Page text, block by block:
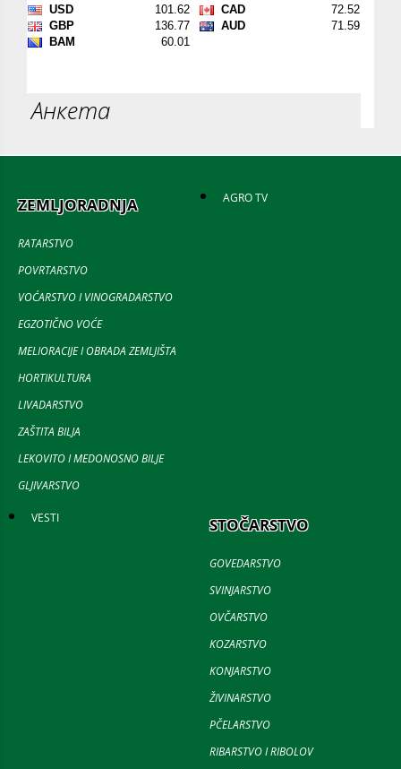
Анкета
ZEMLJORADNJA
RATARSTVO
POVRTARSTVO
VOĆARSTVO I VINOGRADARSTVO
EGZOTIČNO VOĆE
MELIORACIJE I OBRADA ZEMLJIŠTA
HORTIKULTURA
LIVADARSTVO
ZAŠTITA BILJA
LEKOVITO I MEDONOSNO BILJE
GLJIVARSTVO
AGRO TV
VESTI STOČARSTVO
GOVEDARSTVO
SVINJARSTVO
OVČARSTVO
KOZARSTVO
KONJARSTVO
ŽIVINARSTVO
PČELARSTVO
RIBARSTVO I RIBOLOV